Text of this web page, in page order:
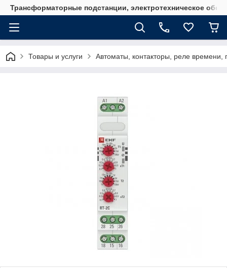
Трансформаторные подстанции, электротехническое
Товары и услуги Автоматы, контакторы, реле